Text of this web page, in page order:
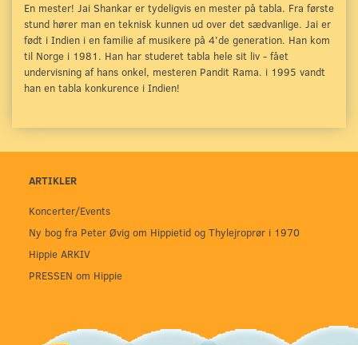
En mester! Jai Shankar er tydeligvis en mester på tabla. Fra første
stund hører man en teknisk kunnen ud over det sædvanlige. Jai er
født i Indien i en familie af musikere på 4'de generation. Han kom
til Norge i 1981. Han har studeret tabla hele sit liv - fået
undervisning af hans onkel, mesteren Pandit Rama. i 1995 vandt
han en tabla konkurence i Indien!
ARTIKLER
Koncerter/Events
Ny bog fra Peter Øvig om Hippietid og Thylejroprør i 1970
Hippie ARKIV
PRESSEN om Hippie